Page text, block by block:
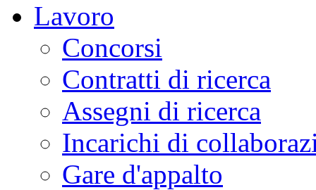
Lavoro
Concorsi
Contratti di ricerca
Assegni di ricerca
Incarichi di
Gare d'appalto